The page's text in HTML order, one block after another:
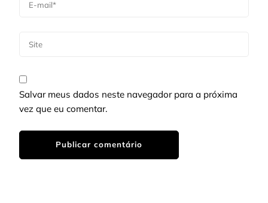
Salvar meus dados neste navegador para a próxima
vez que eu comentar.